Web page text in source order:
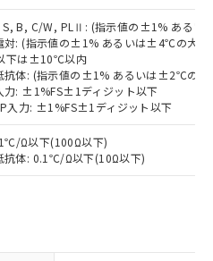
S, B, C/W, PLⅡ: (指示値の±1% ある
対: (指示値の±1% あるいは±4℃の大き
下は±10℃以内
抗体: (指示値の±1% あるいは±2℃の大
力: ±1%FS±1ディジット以下
入力: ±1%FS±1ディジット以下
Ω以下(100Ω以下)
抗体: 0.1℃/Ω以下(10Ω以下)